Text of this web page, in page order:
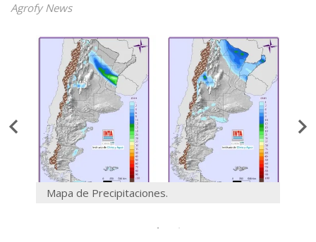
Agrofy News
Mapa de Precipitaciones.